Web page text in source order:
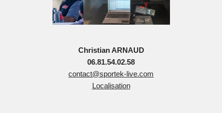
Christian ARNAUD
06.81.54.02.58
contact@sportek-live.com
Localisation